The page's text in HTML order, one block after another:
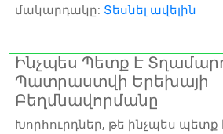
մակարդակը: Տեսնել ավելին
Ինչպես Պետք Է
Պատրաստվի Երեխայի
Բեղմնավորմանը
Խորհուրդներ, թե ինչպես պետք